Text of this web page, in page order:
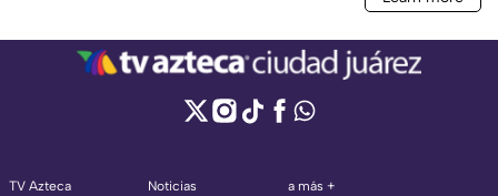
TV Azteca
Noticias
a más +